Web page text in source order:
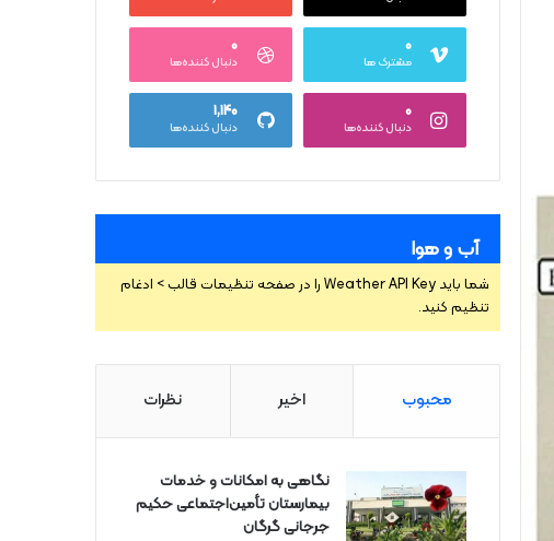
۰
مشترک ها
۰
دنبال کننده‌ها
۰
دنبال کننده‌ها
۱,۱۴۰
دنبال کننده‌ها
آب و هوا
شما باید Weather API Key را در صفحه تنظیمات قالب > ادغام
تنظیم کنید.
محبوب اخیر نظرات
نگاهی به امکانات و خدمات
بیمارستان تأمین‌اجتماعی حکیم
جرجانی گرگان